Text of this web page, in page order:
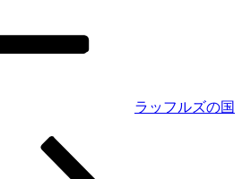
ラッフルズの国